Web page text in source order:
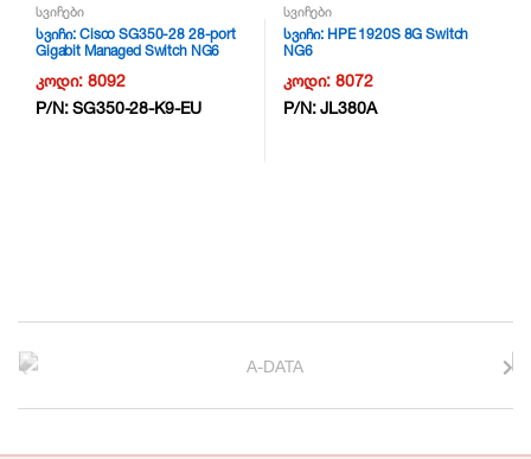
სვიჩები
სვიჩი: Cisco SG350-28 28-port
Gigabit Managed Switch NG6
კოდი:8092
P/N:SG350-28-K9-EU
სვიჩები
სვიჩი: HPE 1920S 8G Switch
NG6
კოდი:8072
P/N:JL380A